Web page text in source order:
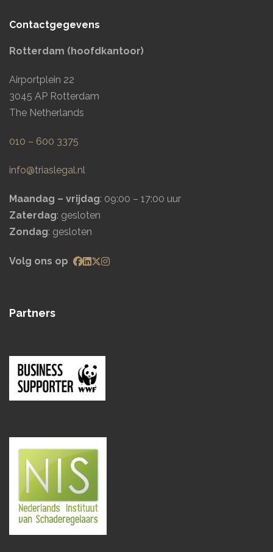
Contactgegevens
Rotterdam (hoofdkantoor)
Airportplein 22
3045 AP Rotterdam
The Netherlands
010 – 600 3375
info@triaslegal.nl
Maandag – vrijdag: 09:00 – 17:00 uur
Zaterdag: gesloten
Zondag: gesloten
Volg ons op
Partners